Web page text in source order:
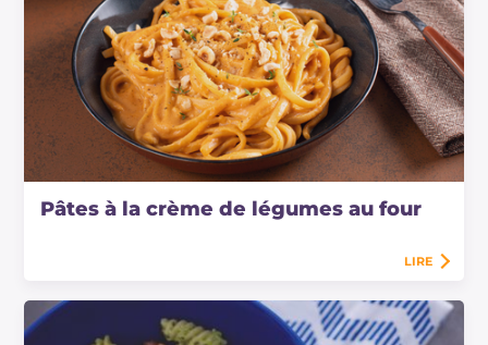
Pâtes à la crème de légumes au four
LIRE